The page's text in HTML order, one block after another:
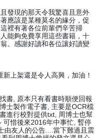
發現的那天令我驚喜且意外
應該是某種莫名的緣分，促
裡有著各位前輩們辛苦掃
能夠免費享用這些書籍，十
。感謝好讀和各位讓好讀變
上架還是令人高興，加油！
書, 原本只有看書時順便回報
士製作電子書, 主要是OCR檔
進行校對提供txt, 周博士也幫
可惜後來2016年中事忙, 暫停
由友人的公告....當下難過且震